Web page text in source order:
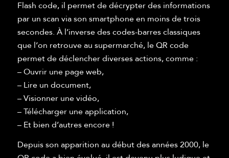
Flash code, il permet de décrypter des informations
par un scan via son smartphone en moins de trois
secondes. À l’inverse des codes-barres classiques
que l’on retrouve au supermarché, le QR code
permet de déclencher diverses actions, comme :
– Ouvrir une page web,
– Lire un document,
– Visionner une vidéo,
– Télécharger une application,
– Et bien d’autres encore !
Depuis son apparition au début des années 2000, le